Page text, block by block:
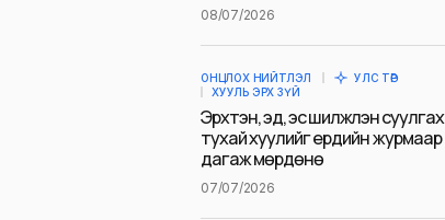
08/07/2026
ОНЦЛОХ НИЙТЛЭЛ
УЛС ТӨР
ХУУЛЬ ЭРХ ЗҮЙ
Эрхтэн, эд, эс шилжүүлэн суулгах
тухай хуулийг ердийн журмаар
дагаж мөрдөнө
07/07/2026